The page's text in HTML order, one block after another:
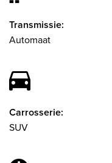
Transmissie:
Automaat
Carrosserie:
SUV